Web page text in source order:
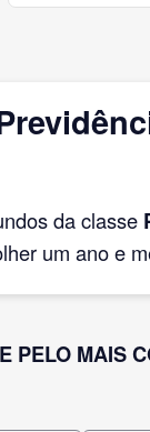
da classe
um ano e
PELO MAIS